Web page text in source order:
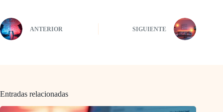
ANTERIOR SIGUIENTE
Entradas relacionadas